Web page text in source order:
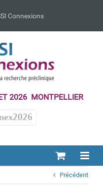
Connexions
2026 MONTPELLIER
Précédent